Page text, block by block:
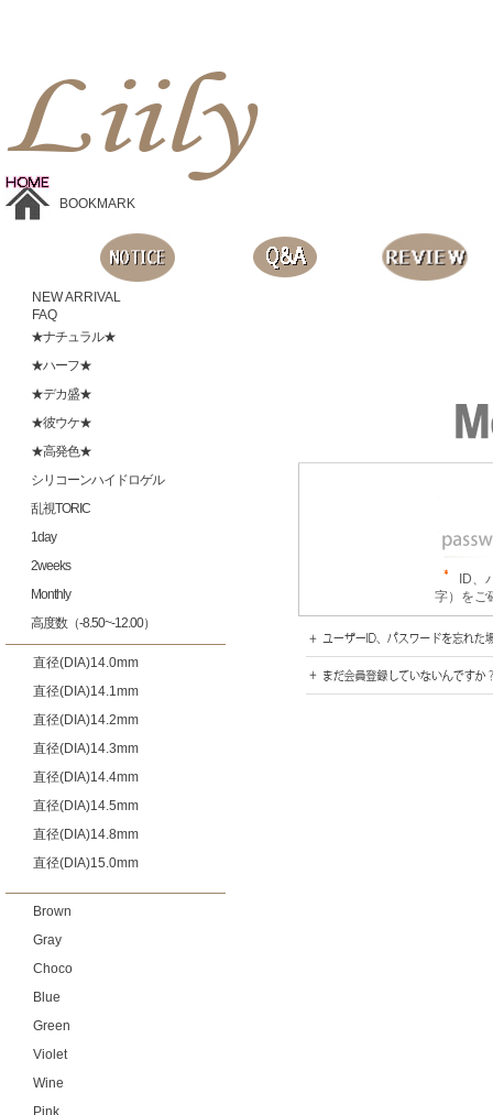
BOOKMARK
NEW ARRIVAL
FAQ
★ナチュラル★
★ハーフ★
★デカ盛★
★彼ウケ★
★高発色★
シリコーンハイドロゲル
乱視TORIC
1day
2weeks
Monthly
高度数（-8.50~-12.00）
直径(DIA)14.0mm
直径(DIA)14.1mm
直径(DIA)14.2mm
直径(DIA)14.3mm
直径(DIA)14.4mm
直径(DIA)14.5mm
直径(DIA)14.8mm
直径(DIA)15.0mm
Brown
Gray
Choco
Blue
Green
Violet
Wine
Pink
ID、
字）をご